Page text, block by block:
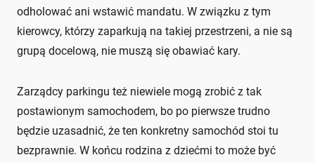
odholować ani wstawić mandatu. W związku z tym
kierowcy, którzy zaparkują na takiej przestrzeni, a nie są
grupą docelową, nie muszą się obawiać kary.
Zarządcy parkingu też niewiele mogą zrobić z tak
postawionym samochodem, bo po pierwsze trudno
będzie uzasadnić, że ten konkretny samochód stoi tu
bezprawnie. W końcu rodzina z dziećmi to może być